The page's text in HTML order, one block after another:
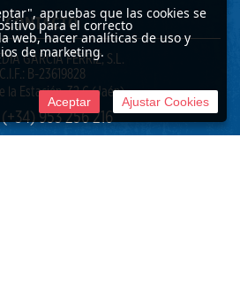
CONTACTO
GARCÍA FÉRRIZ, S.L.
C.I.F.: B-23619828
la Estación, 32 C (Jaén)
(+34) 953 256 216
apruebas que las cookies se
para el correcto
web, hacer analíticas de uso y
de marketing.
Aceptar Ajustar Cookies